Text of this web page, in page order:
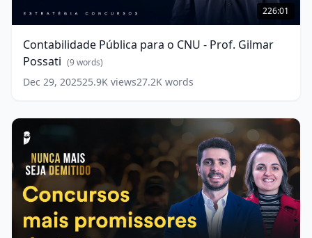
CNU
Prof.
Gilmar
words)
226:01
Contabilidade Pública para o CNU - Prof. Gilmar
Possati (9words)
Dec 29, 202525.9K views27.2K words